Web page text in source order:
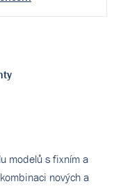
modelů s fixním a
nových a